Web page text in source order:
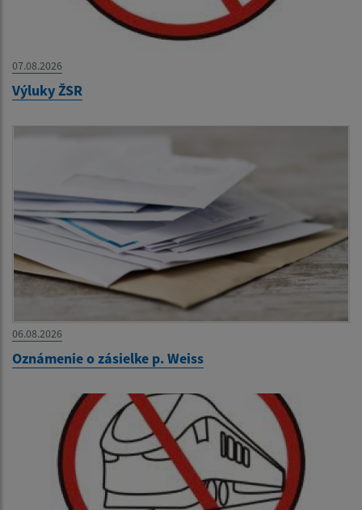
07.08.2026
Výluky ŽSR
06.08.2026
Oznámenie o zásielke p. Weiss